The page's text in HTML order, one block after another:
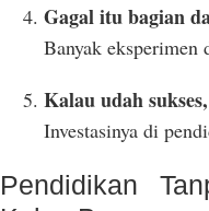
Gagal itu bagian
Banyak eksperimen
Kalau udah
Investasinya di
Pendidikan